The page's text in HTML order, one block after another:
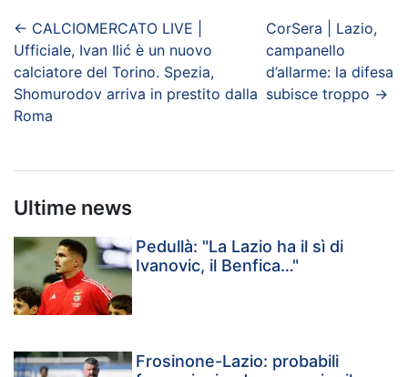
← CALCIOMERCATO LIVE |
Ufficiale, Ivan Ilić è un nuovo
calciatore del Torino. Spezia,
Shomurodov arriva in prestito dalla
Roma
CorSera | Lazio,
campanello
d’allarme: la difesa
subisce troppo →
Ultime news
Pedullà: "La Lazio ha il sì di
Ivanovic, il Benfica…"
Frosinone-Lazio: probabili